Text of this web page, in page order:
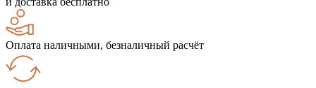
Оплата наличными, безналичный расчёт